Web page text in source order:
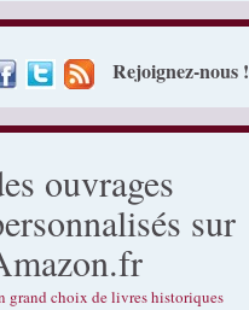
Rejoignez-nous !
ouvrages
sur
grand choix de livres historiques